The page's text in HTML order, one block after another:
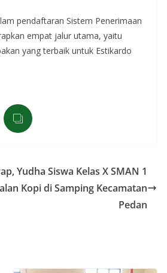
pendaftaran Sistem Penerimaan
empat jalur utama, yaitu
yang terbaik untuk Estikardo
Yudha Siswa Kelas X SMAN 1
Kopi di Samping Kecamatan
Pedan